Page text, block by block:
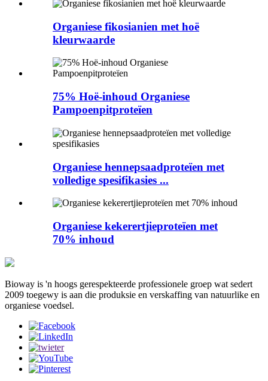
Organiese fikosianien met hoë
kleurwaarde
75% Hoë-inhoud Organiese
Pampoenpitproteïen
Organiese hennepsaadproteïen met
volledige spesifikasies ...
Organiese kekerertjieproteïen met
70% inhoud
Bioway is 'n hoogs gerespekteerde professionele groep wat sedert
2009 toegewy is aan die produksie en verskaffing van natuurlike en
organiese voedsel.